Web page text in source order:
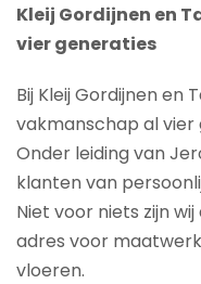
Kleij Gordijnen en
vier generaties
Bij Kleij Gordijnen en
vakmanschap al
Onder leiding van
klanten van
Niet voor niets zijn
adres voor
vloeren.